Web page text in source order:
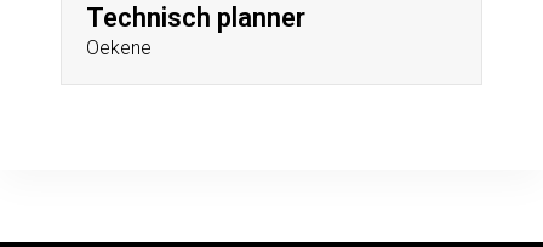
Technisch planner
Oekene